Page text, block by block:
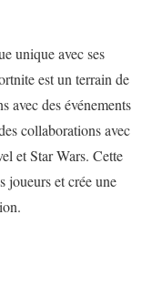
unique avec ses
est un terrain de
avec des événements
collaborations avec
et Star Wars. Cette
joueurs et crée une